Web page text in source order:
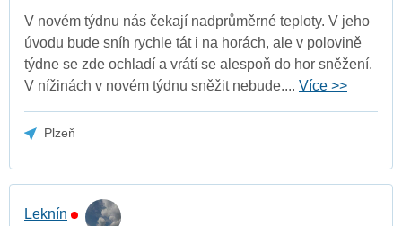
V novém týdnu nás čekají nadprůměrné teploty. V jeho
úvodu bude sníh rychle tát i na horách, ale v polovině
týdne se zde ochladí a vrátí se alespoň do hor sněžení.
V nížinách v novém týdnu sněžit nebude.... Více >>
Plzeň
Leknín